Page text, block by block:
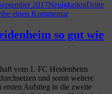
2017NeuigkeitenDritte
einen Kommentarzu
Jahn
Regensburg
so gut wie
vom 1. FC Heidenheim
und somit weitere
ersten Aufstieg in die zweite